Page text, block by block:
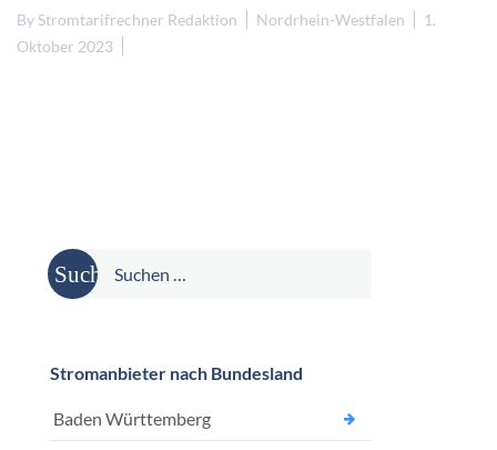
By Stromtarifrechner Redaktion Nordrhein-Westfalen
1.
Oktober 2023
Suche
nach:
Stromanbieter nach Bundesland
Baden Württemberg